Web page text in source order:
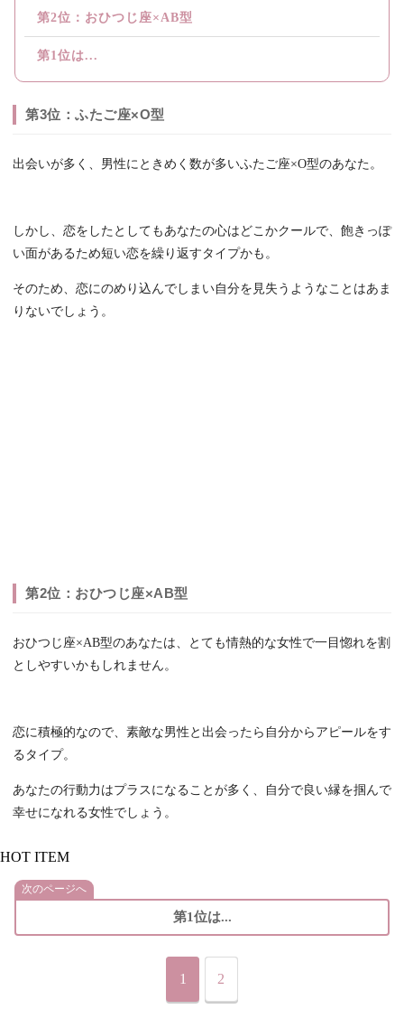
第2位：おひつじ座×AB型
第1位は...
第3位：ふたご座×O型
出会いが多く、男性にときめく数が多いふたご座×O型のあなた。
しかし、恋をしたとしてもあなたの心はどこかクールで、飽きっぽ
い面があるため短い恋を繰り返すタイプかも。
そのため、恋にのめり込んでしまい自分を見失うようなことはあま
りないでしょう。
第2位：おひつじ座×AB型
おひつじ座×AB型のあなたは、とても情熱的な女性で一目惚れを割
としやすいかもしれません。
恋に積極的なので、素敵な男性と出会ったら自分からアピールをす
るタイプ。
あなたの行動力はプラスになることが多く、自分で良い縁を掴んで
幸せになれる女性でしょう。
HOT ITEM
次のページへ
第1位は...
1 2